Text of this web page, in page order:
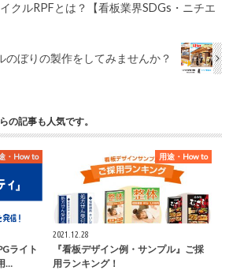
クルRPFとは？【看板業界SDGs・ニチエ
のぼりの製作をしてみませんか？
の記事も人気です。
・How to
ライト
…
用途・How to
2021.12.28
『看板デザイン例・サンプル』ご採
用ランキング！